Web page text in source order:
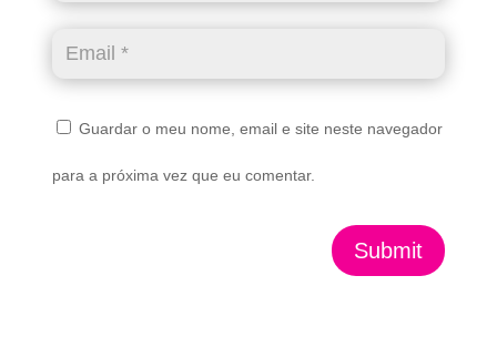
Guardar o meu nome, email e site neste navegador
para a próxima vez que eu comentar.
Submit